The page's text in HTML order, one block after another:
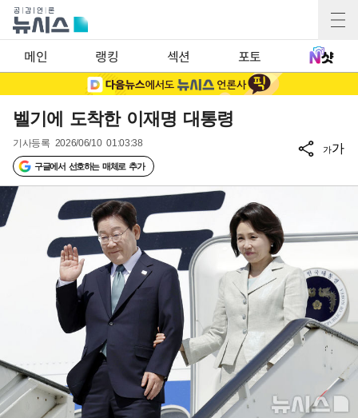
메인 랭킹 섹션 포토
벨기에 도착한 이재명 대통령
기사등록 2026/06/10 01:03:38
구글에서 선호하는 매체로 추가
가가